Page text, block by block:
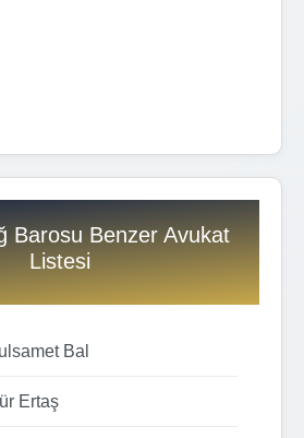
Barosu Benzer Avukat
Listesi
Bal
Ertaş